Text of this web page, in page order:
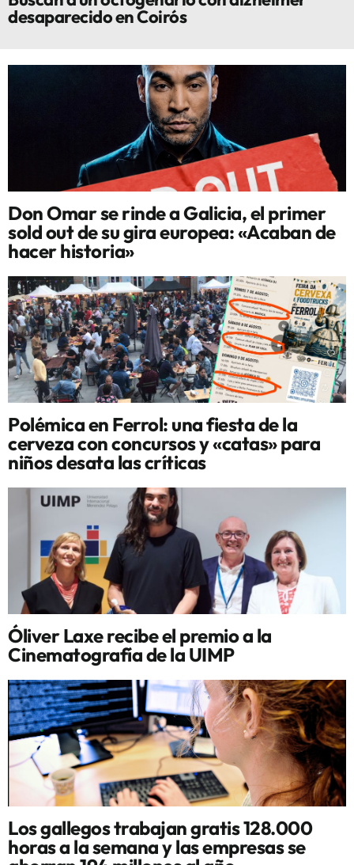
desaparecido en Coirós
Don Omar se rinde a Galicia, el primer
sold out de su gira europea: «Acaban de
hacer historia»
Polémica en Ferrol: una fiesta de la
cerveza con concursos y «catas» para
niños desata las críticas
Óliver Laxe recibe el premio a la
Cinematografía de la UIMP
Los gallegos trabajan gratis 128.000
horas a la semana y las empresas se